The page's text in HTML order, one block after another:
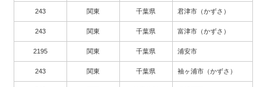
243 関東 千葉県 君津市（かずさ）
243 関東 千葉県 富津市（かずさ）
2195 関東 千葉県 浦安市
243 関東 千葉県 袖ヶ浦市（かずさ）